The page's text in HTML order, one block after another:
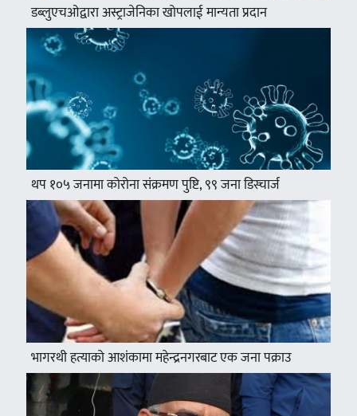
डब्लुएचओद्वारा अस्ट्राजेनिका खोपलाई मान्यता प्रदान
थप १०५ जनामा कोरोना संक्रमण पुष्टि, ९९ जना डिस्चार्ज
भागरथी हत्याको आशंकामा महेन्द्रनगरबाट एक जना पक्राउ